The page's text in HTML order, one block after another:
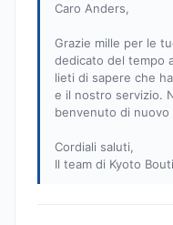
Caro Anders,
Grazie mille per le
dedicato del tempo
lieti di sapere che
e il nostro servizio.
benvenuto di nuovo
Cordiali saluti,
Il team di Kyoto